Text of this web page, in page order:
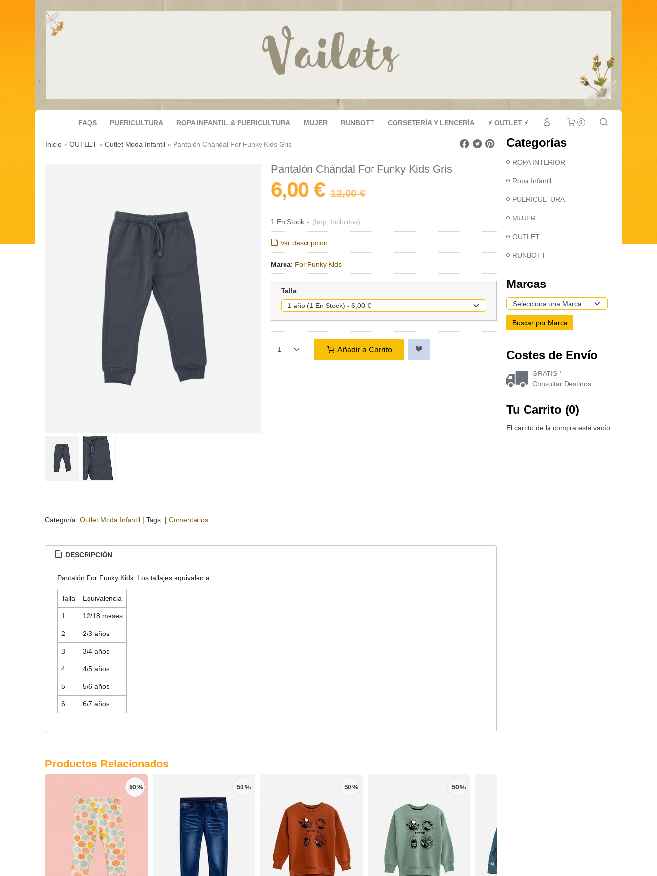
FAQS PUERICULTURA ROPA INFANTIL & PUERICULTURA MUJER RUNBOTT CORSETERÍA Y LENCERÍA ⚡ OUTLET ⚡ 0
Inicio » OUTLET » Outlet Moda Infantil » Pantalón Chándal For Funky Kids Gris
Pantalón Chándal For Funky Kids Gris
6,00 € 12,00 €
1 En Stock - (Imp. Incluidos)
Ver descripción
Marca: For Funky Kids
Talla
Añadir a Carrito
Categoría: Outlet Moda Infantil | Tags: | Comentarios
DESCRIPCIÓN
Pantalón For Funky Kids. Los tallajes equivalen a:
Talla Equivalencia
1 12/18 meses
2 2/3 años
3 3/4 años
4 4/5 años
5 5/6 años
6 6/7 años
Productos Relacionados
-50 % -50 % -50 % -50 %
Categorías
ROPA INTERIOR
Ropa Infantil
PUERICULTURA
MUJER
OUTLET
RUNBOTT
Marcas
Costes de Envío
GRATIS *
Consultar Destinos
Tu Carrito (0)
El carrito de la compra está vacío